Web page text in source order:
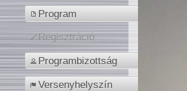
Program
Regisztráció
Programbizottság
Versenyhelyszín